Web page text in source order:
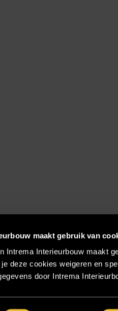
maakt gebruik van
Intrema Interieurbouw maakt
deze cookies weigeren en
door Intrema